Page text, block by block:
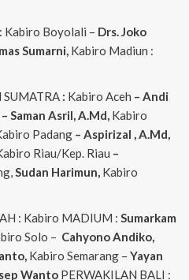
Kabiro Boyolali – Drs. Joko
Sumarni, Kabiro Madiun :
SUMATRA : Kabiro Aceh – Andi
– Saman Asril, A.Md, Kabiro
Padang– Aspirizal , A.Md,
Riau/Kep. Riau –
Sudan Harimun, Kabiro
: Kabiro MADIUM : Sumarkam
Solo – CahyonoAndiko,
Kabiro Semarang – Yayan
WantoPERWAKILAN BALI :